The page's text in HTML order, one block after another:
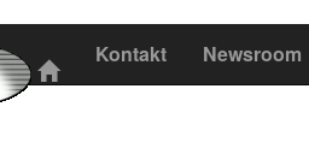
Kontakt Newsroom